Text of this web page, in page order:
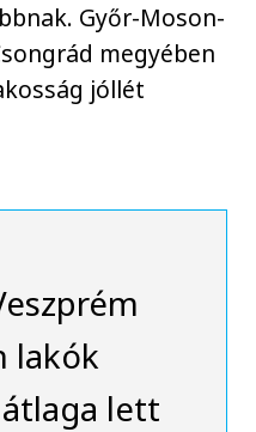
Győr-Moson-
megyében
jóllét
lakók
lett